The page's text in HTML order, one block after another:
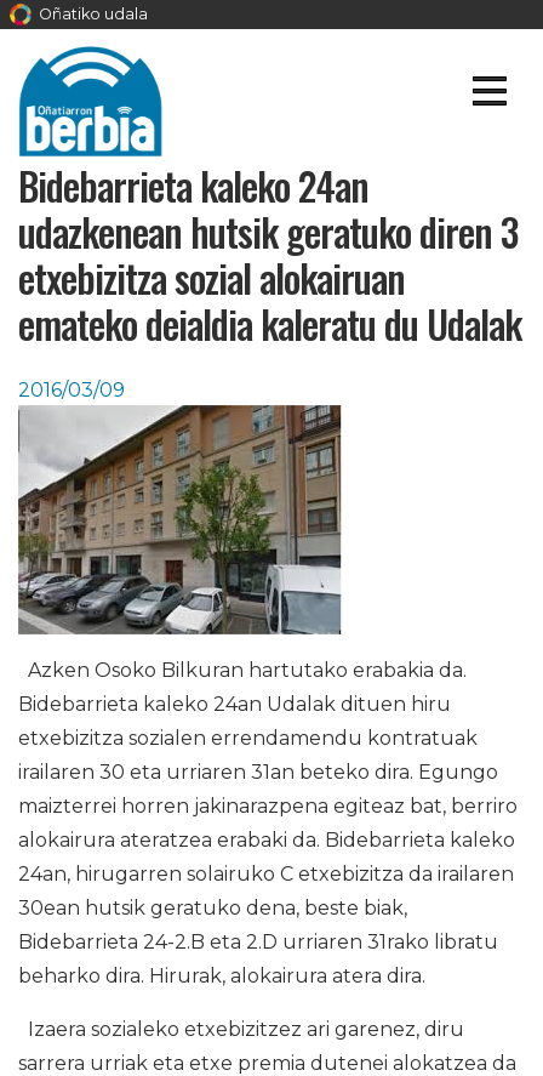
Oñatiko udala
Bidebarrieta kaleko 24an
udazkenean hutsik geratuko diren 3
etxebizitza sozial alokairuan
emateko deialdia kaleratu du Udalak
2016/03/09
Azken Osoko Bilkuran hartutako erabakia da.
Bidebarrieta kaleko 24an Udalak dituen hiru
etxebizitza sozialen errendamendu kontratuak
irailaren 30 eta urriaren 31an beteko dira. Egungo
maizterrei horren jakinarazpena egiteaz bat, berriro
alokairura ateratzea erabaki da. Bidebarrieta kaleko
24an, hirugarren solairuko C etxebizitza da irailaren
30ean hutsik geratuko dena, beste biak,
Bidebarrieta 24-2.B eta 2.D urriaren 31rako libratu
beharko dira. Hirurak, alokairura atera dira.
Izaera sozialeko etxebizitzez ari garenez, diru
sarrera urriak eta etxe premia dutenei alokatzea da